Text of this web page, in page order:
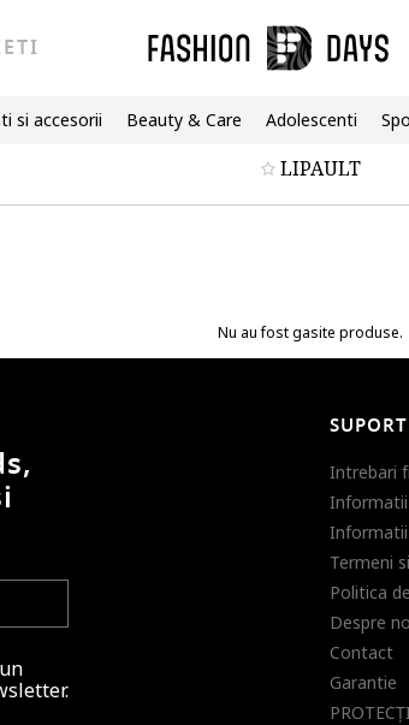
si accesorii Beauty & Care Adolescenti
LIPAULT
Nu au fost gasite produse.
Intrebari
Informatii
Termeni
Politica
Despre
Contact
Garantie